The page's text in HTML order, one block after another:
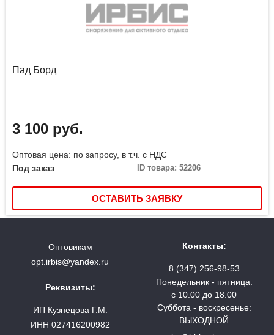
Пад Борд
3 100 руб.
Оптовая цена: по запросу, в т.ч. с НДС
Под заказ
ID товара: 52206
ОСТАВИТЬ ЗАЯВКУ
Оптовикам
opt.irbis@yandex.ru
Реквизиты:
ИП Кузнецова Г.М.
ИНН 027416200982
Контакты:
8 (347) 256-98-53
Понедельник - пятница:
с 10.00 до 18.00
Суббота - воскресенье:
ВЫХОДНОЙ